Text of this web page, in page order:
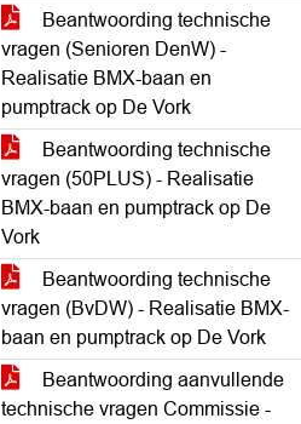
Beantwoording technische
vragen (Senioren DenW) -
Realisatie BMX-baan en
pumptrack op De Vork
Beantwoording technische
vragen (50PLUS) - Realisatie
BMX-baan en pumptrack op De
Vork
Beantwoording technische
vragen (BvDW) - Realisatie BMX-
baan en pumptrack op De Vork
Beantwoording aanvullende
technische vragen Commissie -